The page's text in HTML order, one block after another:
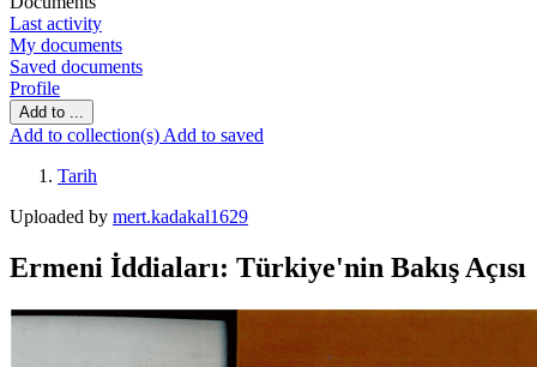
Last activity
My documents
Saved documents
Profile
Add to ...
Add to collection(s) Add to saved
Tarih
Uploaded by mert.kadakal1629
Ermeni İddiaları: Türkiye'nin Bakış Açısı